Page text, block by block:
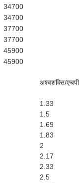
34700
34700
37700
37700
45900
45900
अश्वशक्ति/एचपी
1.33
1.5
1.69
1.83
2
2.17
2.33
2.5